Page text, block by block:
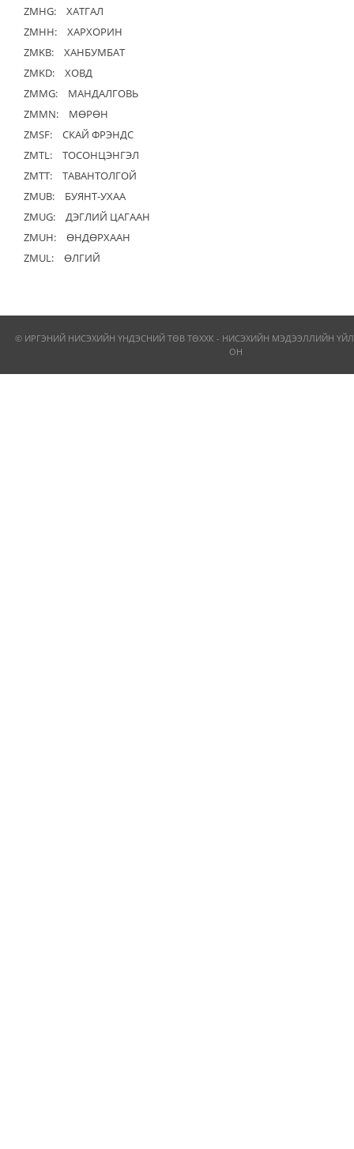
ZMHG:
ХАТГАЛ
ZMHH:
ХАРХОРИН
ZMKB:
ХАНБУМБАТ
ZMKD:
ХОВД
ZMMG:
МАНДАЛГОВЬ
ZMMN:
МӨРӨН
ZMSF:
СКАЙ ФРЭНДС
ZMTL:
ТОСОНЦЭНГЭЛ
ZMTT:
ТАВАНТОЛГОЙ
ZMUB:
БУЯНТ-УХАА
ZMUG:
ДЭГЛИЙ ЦАГААН
ZMUH:
ӨНДӨРХААН
ZMUL:
ӨЛГИЙ
© ИРГЭНИЙ НИСЭХИЙН ҮНДЭСНИЙ ТӨВ ТӨХХК - НИСЭХИЙН МЭДЭЭЛЛИЙН
ОН